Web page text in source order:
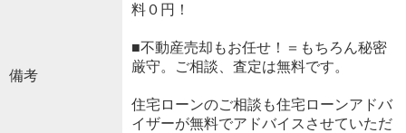
備考
料０円！
■不動産売却もお任せ！＝もちろん秘密
厳守。ご相談、査定は無料です。
住宅ローンのご相談も住宅ローンアドバ
イザーが無料でアドバイスさせていただ